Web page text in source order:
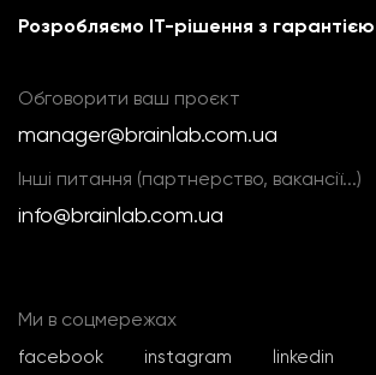
Розробляємо IT-рішення з гарантією
Обговорити ваш проєкт
manager@brainlab.com.ua
Інші питання (партнерство, вакансії...)
info@brainlab.com.ua
Ми в соцмережах
facebook instagram
linkedin